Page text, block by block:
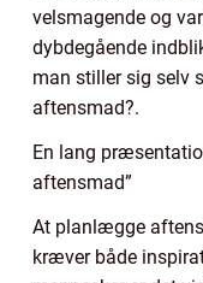
velsmagende og
dybdegående
man stiller sig selv
aftensmad?.
En lang
aftensmad”
At planlægge
kræver både